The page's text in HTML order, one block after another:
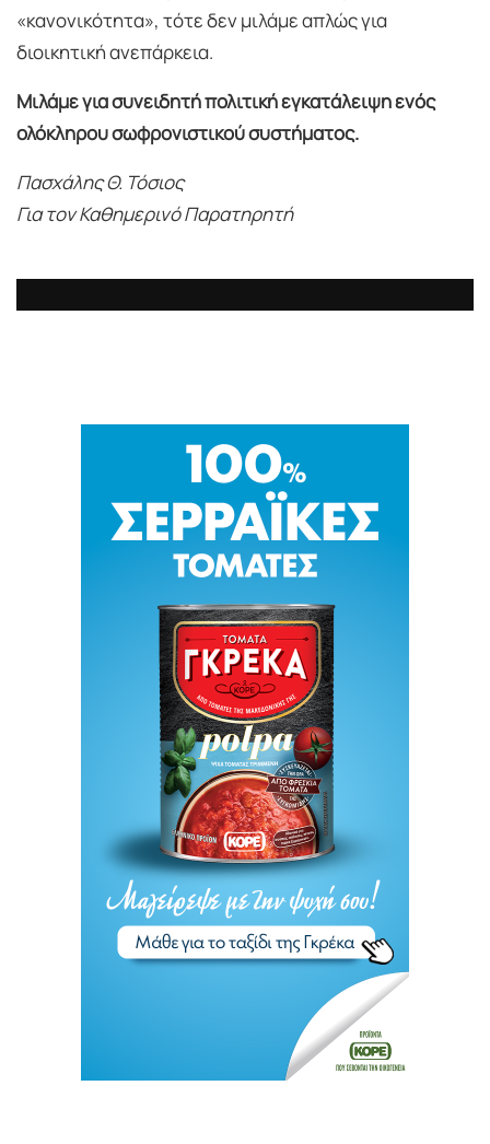
«κανονικότητα», τότε δεν μιλάμε απλώς για
διοικητική ανεπάρκεια.
Μιλάμε για συνειδητή πολιτική εγκατάλειψη ενός
ολόκληρου σωφρονιστικού συστήματος.
Πασχάλης Θ. Τόσιος
Για τον Καθημερινό Παρατηρητή